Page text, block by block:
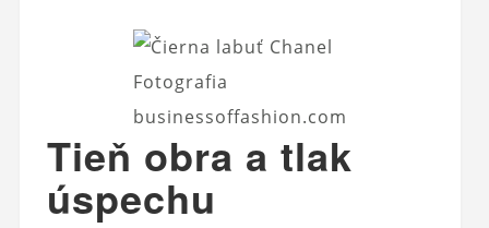
Fotografia
businessoffashion.com
Tieň obra a tlak
úspechu